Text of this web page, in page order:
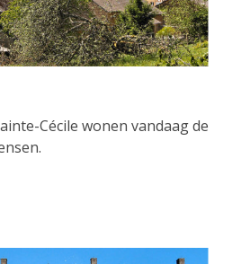
Cécile wonen vandaag de